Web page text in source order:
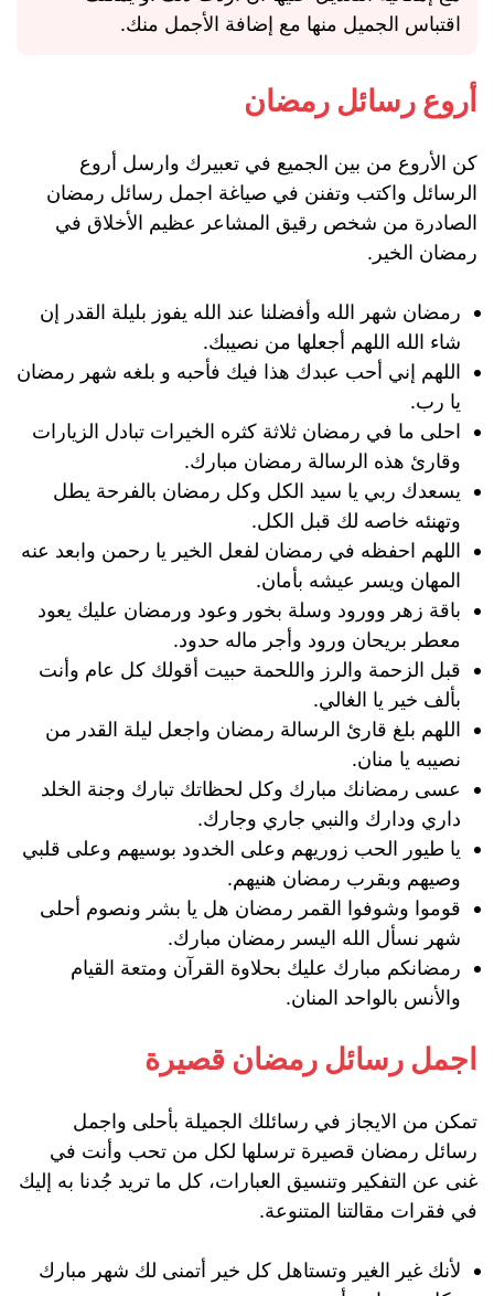
اقتباس الجميل منها مع إضافة الأجمل منك.
أروع رسائل رمضان
كن الأروع من بين الجميع في تعبيرك وارسل أروع
الرسائل واكتب وتفنن في صياغة اجمل رسائل رمضان
الصادرة من شخص رقيق المشاعر عظيم الأخلاق في
رمضان الخير.
رمضان شهر الله وأفضلنا عند الله يفوز بليلة القدر إن
شاء الله اللهم أجعلها من نصيبك.
اللهم إني أحب عبدك هذا فيك فأحبه و بلغه شهر رمضان
يا رب.
احلى ما في رمضان ثلاثة كثره الخيرات تبادل الزيارات
وقارئ هذه الرسالة رمضان مبارك.
يسعدك ربي يا سيد الكل وكل رمضان بالفرحة يطل
وتهنئه خاصه لك قبل الكل.
اللهم احفظه في رمضان لفعل الخير يا رحمن وابعد عنه
المهان ويسر عيشه بأمان.
باقة زهر وورود وسلة بخور وعود ورمضان عليك يعود
معطر بريحان ورود وأجر ماله حدود.
قبل الزحمة والرز واللحمة حبيت أقولك كل عام وأنت
بألف خير يا الغالي.
اللهم بلغ قارئ الرسالة رمضان واجعل ليلة القدر من
نصيبه يا منان.
عسى رمضانك مبارك وكل لحظاتك تبارك وجنة الخلد
داري ودارك والنبي جاري وجارك.
يا طيور الحب زوريهم وعلى الخدود بوسيهم وعلى قلبي
وصيهم وبقرب رمضان هنيهم.
قوموا وشوفوا القمر رمضان هل يا بشر ونصوم أحلى
شهر نسأل الله اليسر رمضان مبارك.
رمضانكم مبارك عليك بحلاوة القرآن ومتعة القيام
والأنس بالواحد المنان.
اجمل رسائل رمضان قصيرة
تمكن من الايجاز في رسائلك الجميلة بأحلى واجمل
رسائل رمضان قصيرة ترسلها لكل من تحب وأنت في
غنى عن التفكير وتنسيق العبارات، كل ما تريد جُدنا به إليك
في فقرات مقالتنا المتنوعة.
لأنك غير الغير وتستاهل كل خير أتمنى لك شهر مبارك